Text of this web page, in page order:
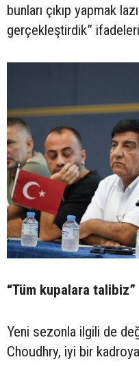
bunları çıkıp yapmak
gerçekleştirdik”
“Tüm kupalara talibiz”
Yeni sezonla ilgili de
Choudhry, iyi bir